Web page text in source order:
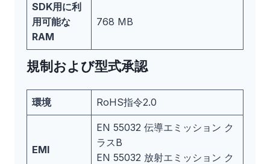
SDK用に利
用可能な
RAM
768 MB
規制および型式承認
環境 RoHS指令2.0
EMI
EN 55032 伝導エミッション ク
ラスB
EN 55032 放射エミッション ク